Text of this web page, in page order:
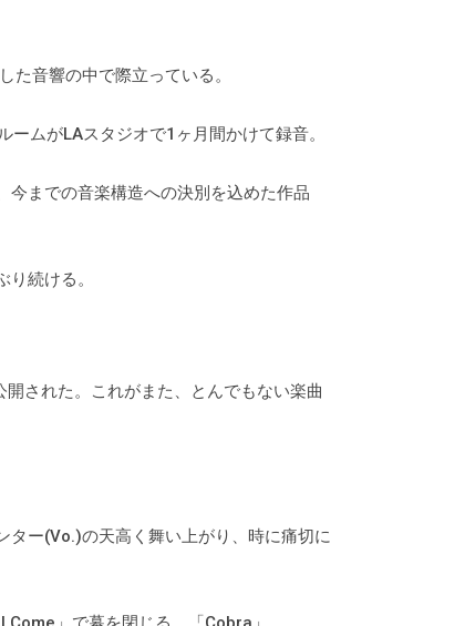
た音響の中で際立っている。
ムがLAスタジオで1ヶ月間かけて録音。
今までの音楽構造への決別を込めた作品
続ける。
された。これがまた、とんでもない楽曲
ター(Vo.)の天高く舞い上がり、時に痛切に